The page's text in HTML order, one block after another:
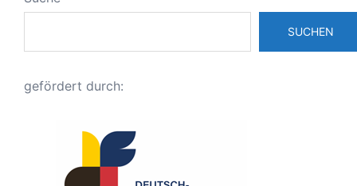
SUCHEN
gefördert durch: